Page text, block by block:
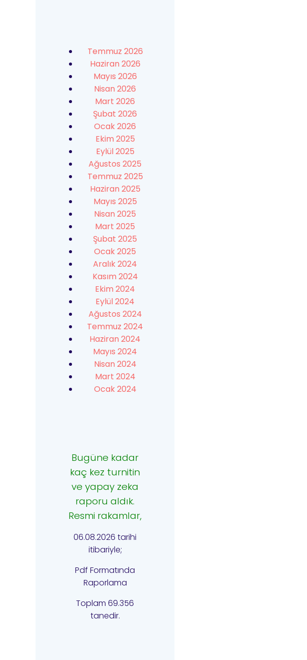
Temmuz 2026
Haziran 2026
Mayıs 2026
Nisan 2026
Mart 2026
Şubat 2026
Ocak 2026
Ekim 2025
Eylül 2025
Ağustos 2025
Temmuz 2025
Haziran 2025
Mayıs 2025
Nisan 2025
Mart 2025
Şubat 2025
Ocak 2025
Aralık 2024
Kasım 2024
Ekim 2024
Eylül 2024
Ağustos 2024
Temmuz 2024
Haziran 2024
Mayıs 2024
Nisan 2024
Mart 2024
Ocak 2024
Bugüne kadar
kaç kez turnitin
ve yapay zeka
raporu aldık.
Resmi rakamlar,
06.08.2026 tarihi
itibariyle;
Pdf Formatında
Raporlama
Toplam 69.356
tanedir.